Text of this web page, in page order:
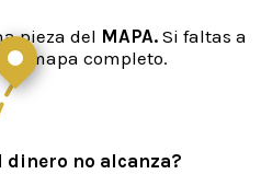
pieza del MAPA. Si faltas a
mapa completo.
dinero no alcanza?